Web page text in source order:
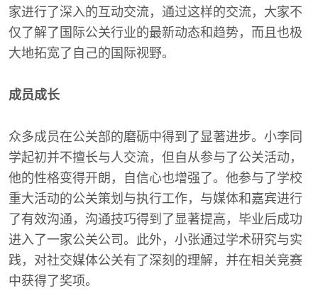
家进行了深入的互动交流，通过这样的交流，大家不
仅了解了国际公关行业的最新动态和趋势，而且也极
大地拓宽了自己的国际视野。
成员成长
众多成员在公关部的磨砺中得到了显著进步。小李同
学起初并不擅长与人交流，但自从参与了公关活动，
他的性格变得开朗，自信心也增强了。他参与了学校
重大活动的公关策划与执行工作，与媒体和嘉宾进行
了有效沟通，沟通技巧得到了显著提高，毕业后成功
进入了一家公关公司。此外，小张通过学术研究与实
践，对社交媒体公关有了深刻的理解，并在相关竞赛
中获得了奖项。